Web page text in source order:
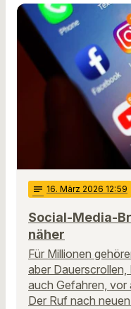
notes 16. März 2026 12:59
Social-Media-
näher
Für Millionen
aber
auch Gefahren, vor
Der Ruf nach